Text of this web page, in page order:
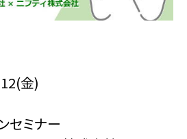
金)
セミナー